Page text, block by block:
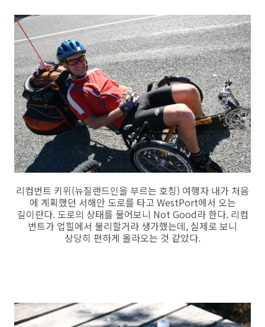
리컴번트 키위(뉴질랜드인을 부르는 호칭) 여행자 내가 처음
에 계획했던 서해안 도로를 타고 WestPort에서 오는
길이란다. 도로의 상태를 물어보니 Not Good라 한다. 리컴
번트가 업힐에서 불리할거라 생가했는데, 실제로 보니
상당히 편하게 올라오는 것 같았다.